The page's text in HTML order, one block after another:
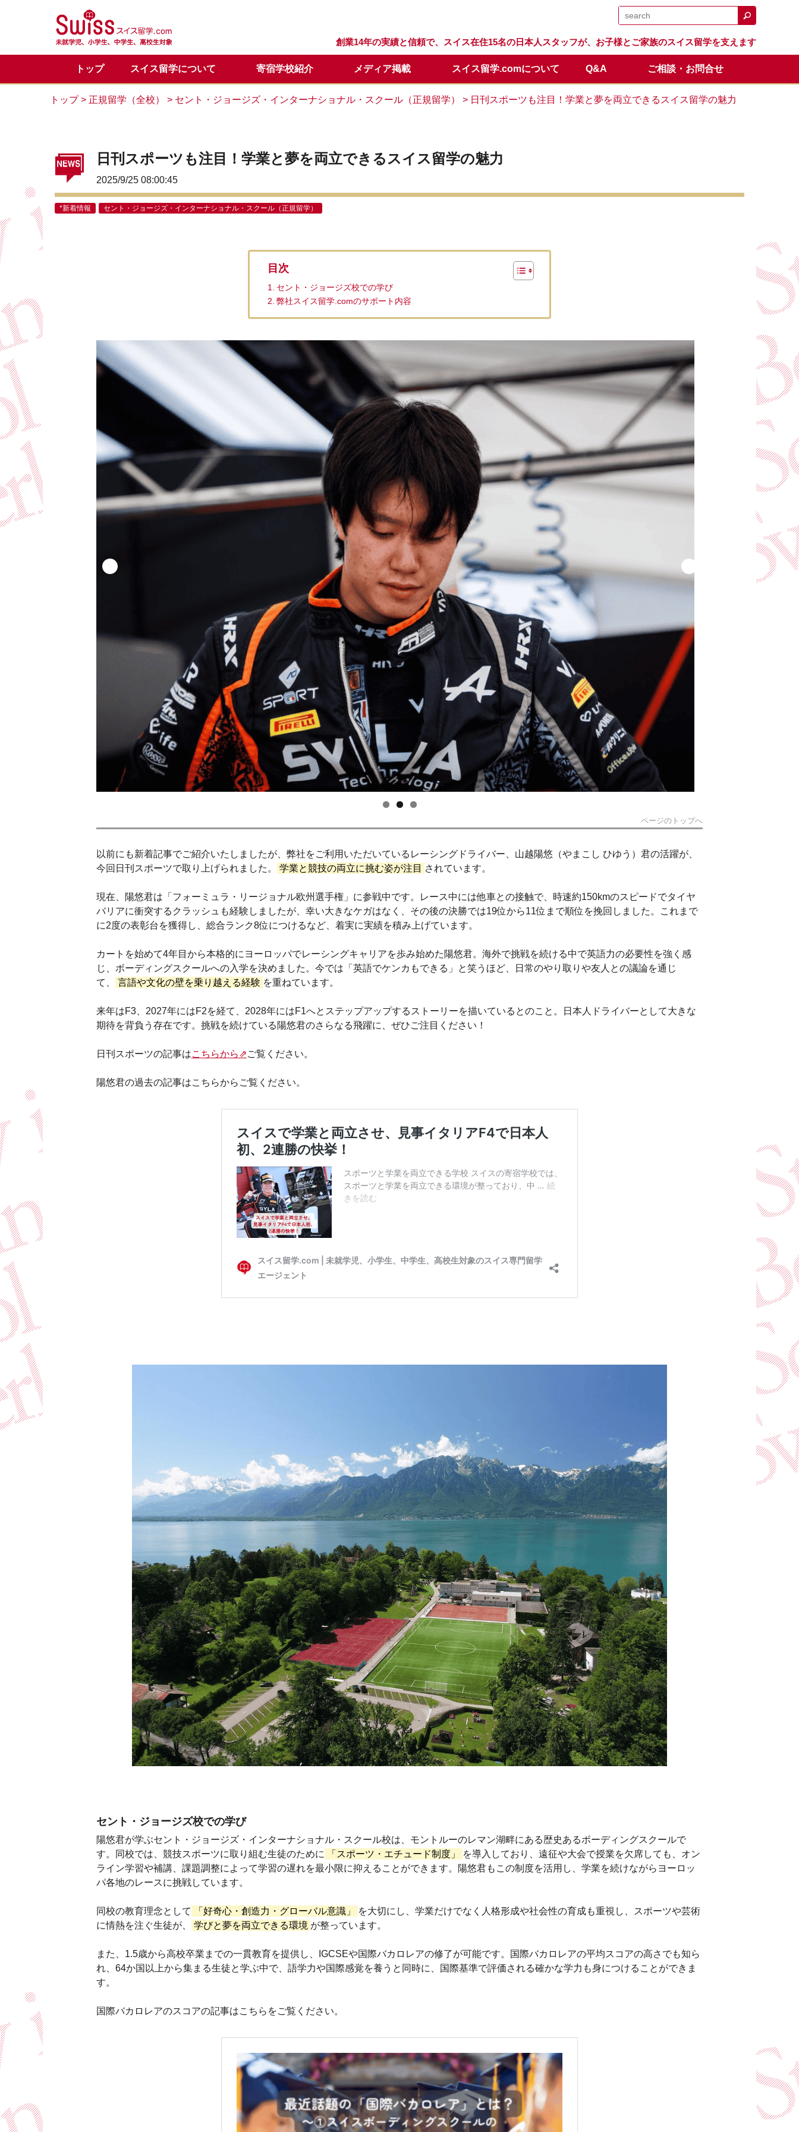
創業14年の実績と信頼で、スイス在住15名の日本人スタッフが、お子様とご家族のスイス留学を支えます
トップ スイス留学について
スイス留学の魅力 目的別留学プログラム 留学の流れ 留学生の声
寄宿学校紹介
正規留学 サマースクール ウィンターキャンプ 体験留学
メディア掲載
メディア掲載一覧
スイス留学.comについて
代表からのご挨拶 スイス留学.comが選ばれる理由 スタッフ紹介 スイス留学.comのサポート
Q&A
正規留学Q&A サマースクールQ&A 留学開始時期について 卒業生の成績と進路
ご相談・お問合せ
お問い合わせ カウンセリング 日本での説明会・個別面談日程 オンライン説明会
トップ> 正規留学（全校） > セント・ジョージズ・インターナショナル・スクール（正規留学） > 日刊スポーツも注目！学業と夢を両立できるスイス留学の魅力
日刊スポーツも注目！学業と夢を両立できるスイス留学の魅力
2025/9/25 08:00:45
*新着情報 セント・ジョージズ・インターナショナル・スクール（正規留学）
目次
セント・ジョージズ校での学び
弊社スイス留学.comのサポート内容
ページのトップへ
以前にも新着記事でご紹介いたしましたが、弊社をご利用いただいているレーシングドライバー、山越陽悠（やまこし ひゆう）君の活躍が、
今回日刊スポーツで取り上げられました。
学業と競技の両立に挑む姿が注目 されています。
現在、陽悠君は「フォーミュラ・リージョナル欧州選手権」に参戦中です。レース中には他車との接触で、時速約150kmのスピードでタイヤ
バリアに衝突するクラッシュも経験しましたが、幸い大きなケガはなく、その後の決勝では19位から11位まで順位を挽回しました。これまで
に2度の表彰台を獲得し、総合ランク8位につけるなど、着実に実績を積み上げています。
カートを始めて4年目から本格的にヨーロッパでレーシングキャリアを歩み始めた陽悠君。海外で挑戦を続ける中で英語力の必要性を強く感
じ、ボーディングスクールへの入学を決めました。今では「英語でケンカもできる」と笑うほど、日常のやり取りや友人との議論を通じ
て、
言語や文化の壁を乗り越える経験 を重ねています。
来年はF3、2027年にはF2を経て、2028年にはF1へとステップアップするストーリーを描いているとのこと。日本人ドライバーとして大きな
期待を背負う存在です。挑戦を続けている陽悠君のさらなる飛躍に、ぜひご注目ください！
日刊スポーツの記事はこちらから⇗ご覧ください。
陽悠君の過去の記事はこちらからご覧ください。
セント・ジョージズ校での学び
陽悠君が学ぶセント・ジョージズ・インターナショナル・スクール校は、モントルーのレマン湖畔にある歴史あるボーディングスクールで
す。同校では、競技スポーツに取り組む生徒のために
「スポーツ・エチュード制度」
を導入しており、遠征や大会で授業を欠席しても、オン
ライン学習や補講、課題調整によって学習の遅れを最小限に抑えることができます。陽悠君もこの制度を活用し、学業を続けながらヨーロッ
パ各地のレースに挑戦しています。
同校の教育理念として 「好奇心・創造力・グローバル意識」
を大切にし、学業だけでなく人格形成や社会性の育成も重視し、スポーツや芸術
に情熱を注ぐ生徒が、
学びと夢を両立できる環境 が整っています。
また、1.5歳から高校卒業までの一貫教育を提供し、IGCSEや国際バカロレアの修了が可能です。国際バカロレアの平均スコアの高さでも知ら
れ、64か国以上から集まる生徒と学ぶ中で、語学力や国際感覚を養うと同時に、国際基準で評価される確かな学力も身につけることができま
す。
国際バカロレアのスコアの記事はこちらをご覧ください。